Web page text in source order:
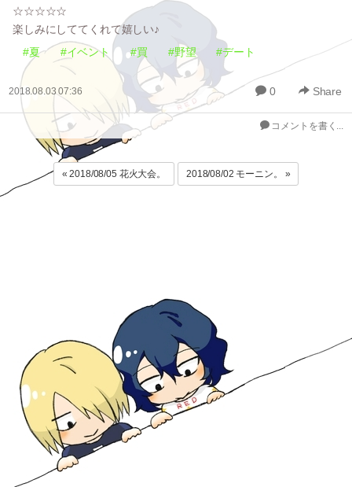
☆☆☆☆☆
楽しみにしててくれて嬉しい♪
#夏
#イベント #買 #野望 #デート
2018.08.03 07:36 0 Share
コメントを書く...
« 2018/08/05 花火大会。 2018/08/02 モーニン。 »